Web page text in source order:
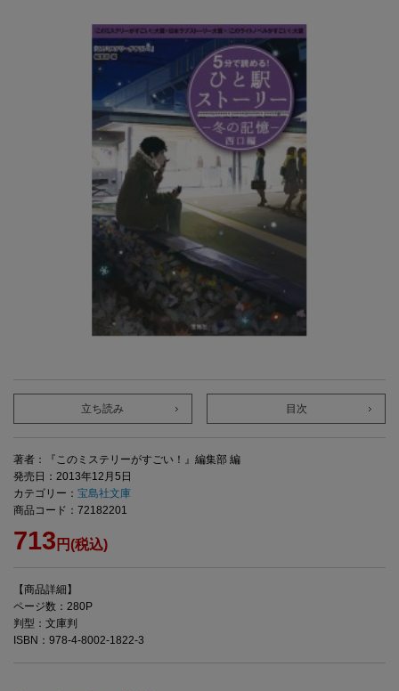
立ち読み 目次
著者：『このミステリーがすごい！』編集部 編
発売日：2013年12月5日
カテゴリー： 宝島社文庫
商品コード：72182201
713 円(税込)
【商品詳細】
ページ数：280P
判型：文庫判
ISBN：978-4-8002-1822-3